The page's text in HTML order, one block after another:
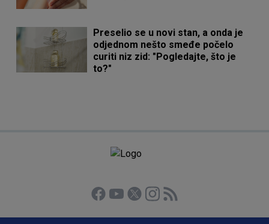
Preselio se u novi stan, a onda je
odjednom nešto smeđe počelo
curiti niz zid: "Pogledajte, što je
to?"